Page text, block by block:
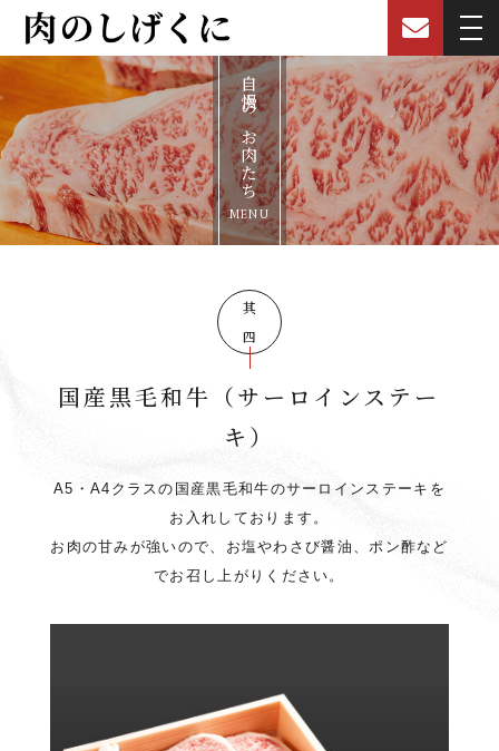
自慢のお肉たち
MENU
其の四
国産黒毛和牛 （サーロインステー
キ）
A5・A4クラスの国産黒毛和牛のサーロインステーキを
お入れしております。
お肉の甘みが強いので、お塩やわさび醤油、ポン酢など
でお召し上がりください。